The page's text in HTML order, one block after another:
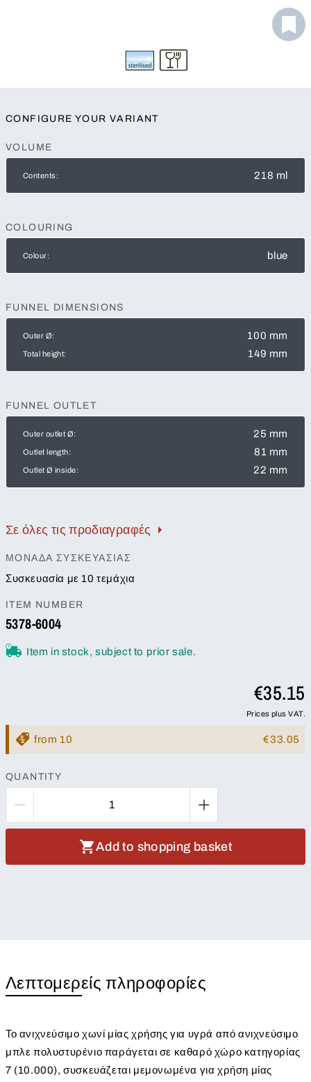
CONFIGURE YOUR VARIANT
VOLUME
Contents: 218 ml
COLOURING
Colour: blue
FUNNEL DIMENSIONS
Outer Ø: 100 mm
Total height: 149 mm
FUNNEL OUTLET
Outer outlet Ø: 25 mm
Outlet length: 81 mm
Outlet Ø inside: 22 mm
Σε όλες τις προδιαγραφές
ΜΟΝΆΔΑ ΣΥΣΚΕΥΑΣΊΑΣ
Συσκευασία με 10 τεμάχια
ITEM NUMBER
5378-6004
Item in stock, subject to prior sale.
€35.15
Prices plus VAT.
from 10 €33.05
QUANTITY
Add to shopping basket
Λεπτομερείς πληροφορίες
Το ανιχνεύσιμο χωνί μίας χρήσης για υγρά από ανιχνεύσιμο
μπλε πολυστυρένιο παράγεται σε καθαρό χώρο κατηγορίας
7 (10.000), συσκευάζεται μεμονωμένα για χρήση μίας